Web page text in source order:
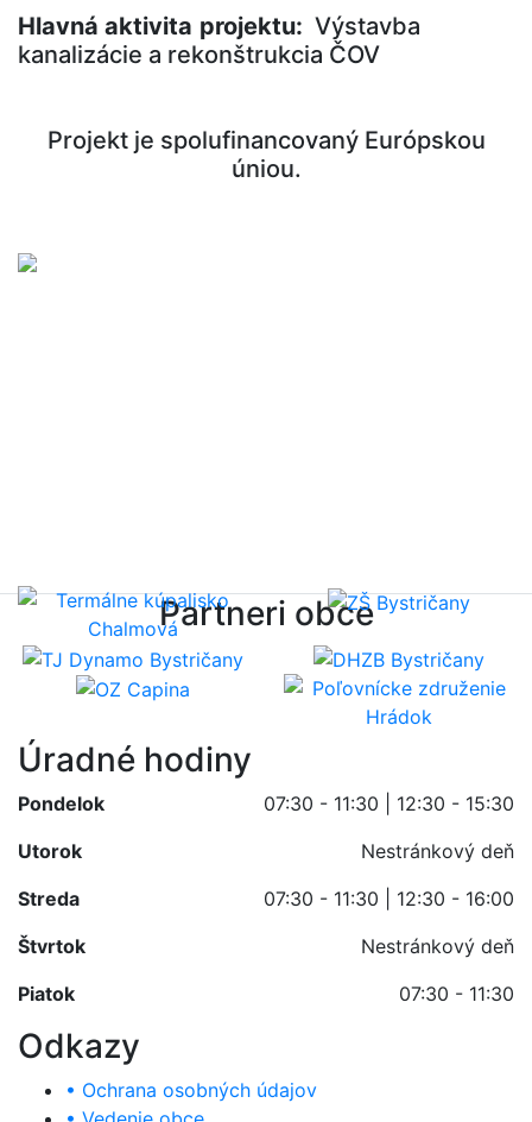
Hlavná aktivita projektu: Výstavba
kanalizácie a rekonštrukcia ČOV
Projekt je spolufinancovaný Európskou
úniou.
Partneri obce
Úradné hodiny
Pondelok
07:30 - 11:30 | 12:30 - 15:30
Utorok
Nestránkový deň
Streda
07:30 - 11:30 | 12:30 - 16:00
Štvrtok
Nestránkový deň
Piatok
07:30 - 11:30
Odkazy
• Ochrana osobných údajov